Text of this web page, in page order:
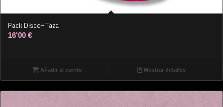
Pack Disco+Taza
16'00 €
Añadir al carrito Mostrar detalles